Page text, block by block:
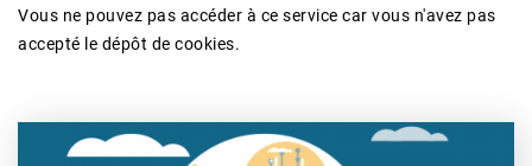
Vous ne pouvez pas accéder à ce service car vous n'avez pas
accepté le dépôt de cookies.